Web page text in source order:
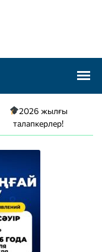
2026 жылғы
талапкерлер!